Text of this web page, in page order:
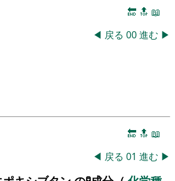
🔚 🔝 📖
◀ 戻る 00進む ▶
🔚 🔝 📖
◀ 戻る 01 進む ▶